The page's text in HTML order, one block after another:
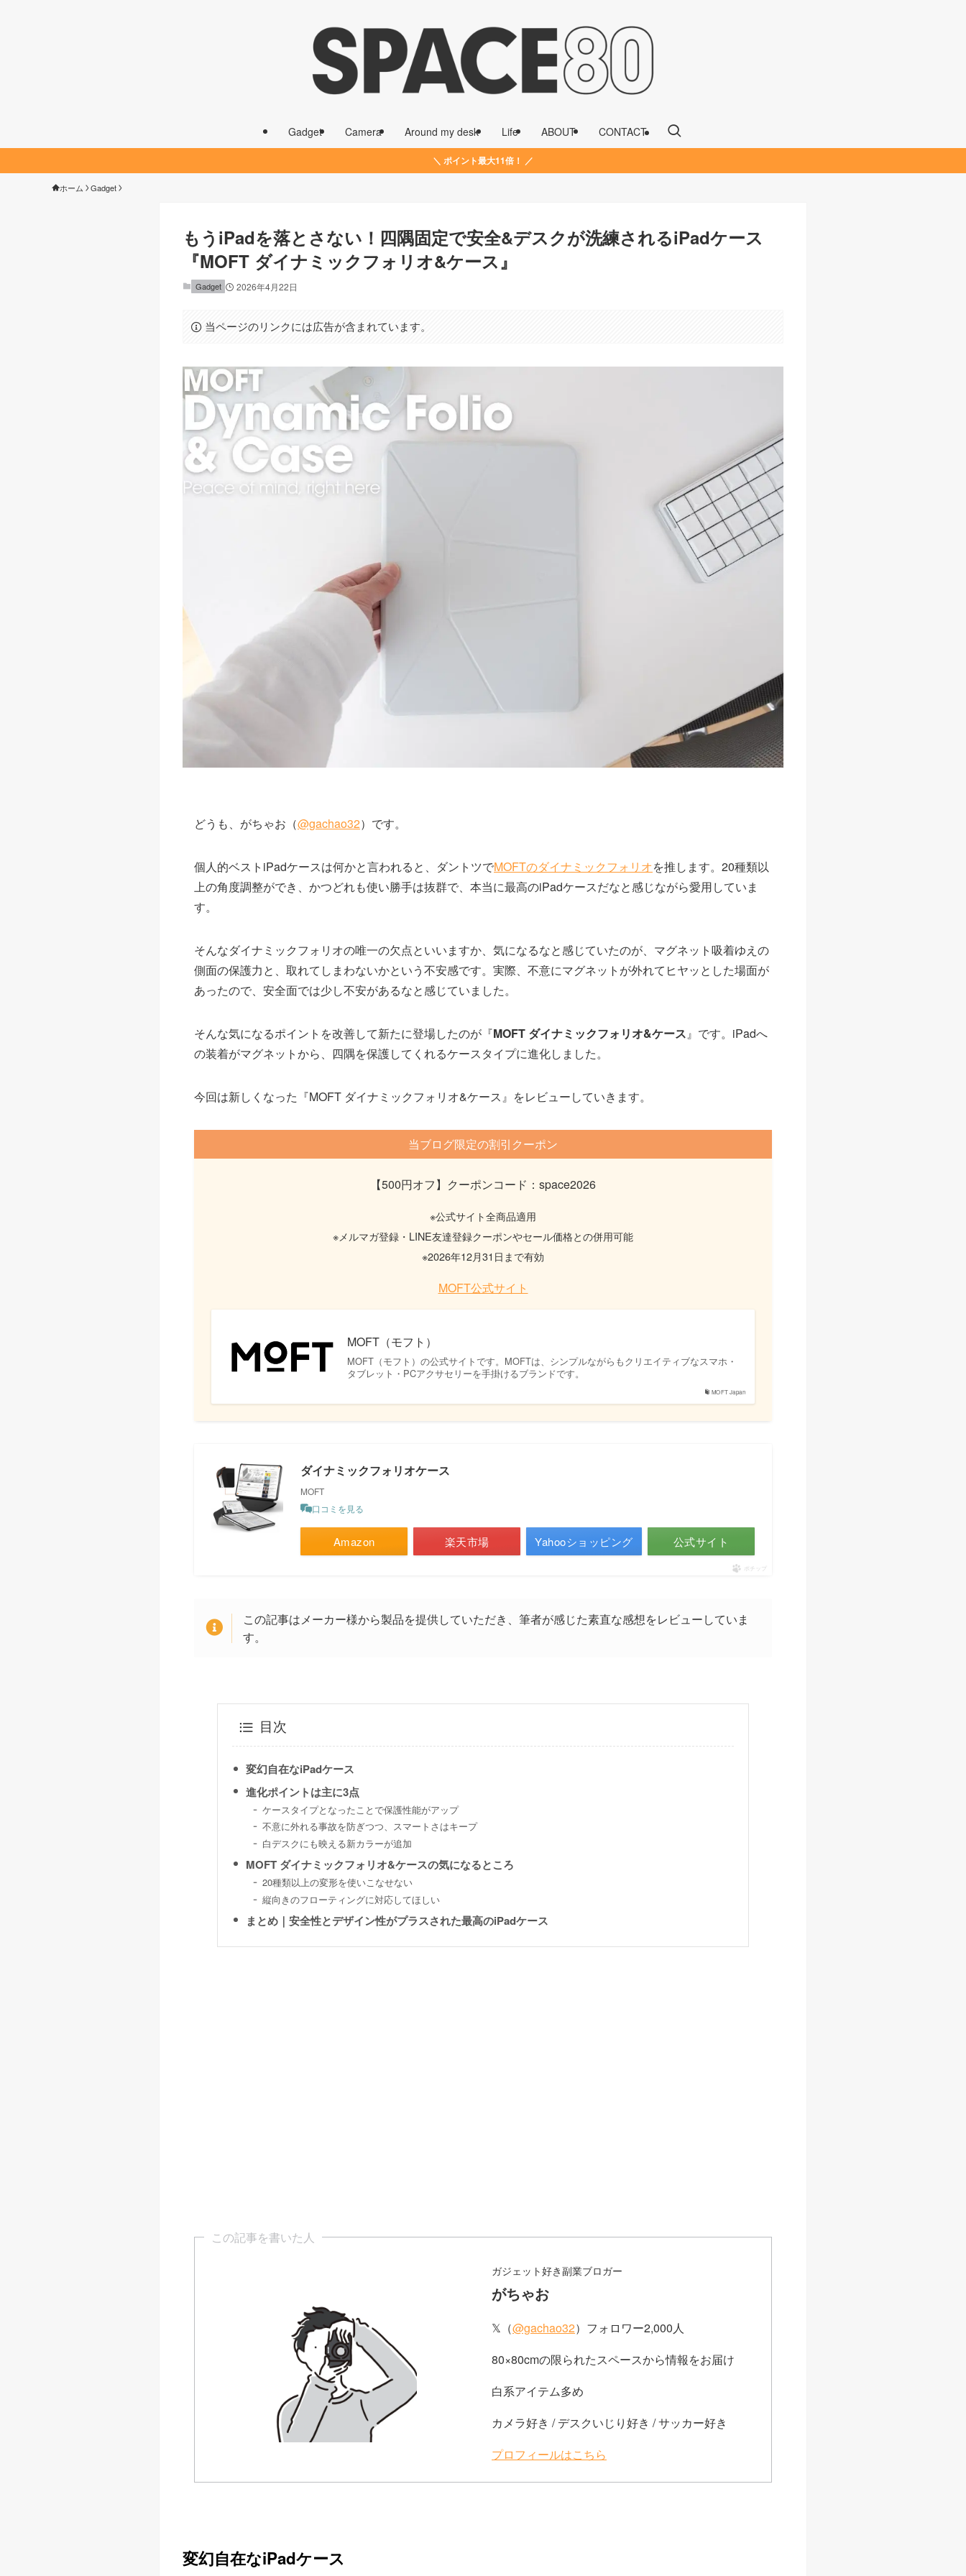
Gadget Camera Around my desk Life ABOUT CONTACT
＼ ポイント最大11倍！ ／
ホーム Gadget
もうiPadを落とさない！四隅固定で安全&デスクが洗練されるiPadケース
『MOFT ダイナミックフォリオ&ケース』
Gadget 2026年4月22日
当ページのリンクには広告が含まれています。
どうも、がちゃお（@gachao32）です。
個人的ベストiPadケースは何かと言われると、ダントツでMOFTのダイナミックフォリオを推します。20種類以
上の角度調整ができ、かつどれも使い勝手は抜群で、本当に最高のiPadケースだなと感じながら愛用していま
す。
そんなダイナミックフォリオの唯一の欠点といいますか、気になるなと感じていたのが、マグネット吸着ゆえの
側面の保護力と、取れてしまわないかという不安感です。実際、不意にマグネットが外れてヒヤッとした場面が
あったので、安全面では少し不安があるなと感じていました。
そんな気になるポイントを改善して新たに登場したのが『MOFT ダイナミックフォリオ&ケース』です。iPadへ
の装着がマグネットから、四隅を保護してくれるケースタイプに進化しました。
今回は新しくなった『MOFT ダイナミックフォリオ&ケース』をレビューしていきます。
当ブログ限定の割引クーポン
【500円オフ】クーポンコード：space2026
※公式サイト全商品適用
※メルマガ登録・LINE友達登録クーポンやセール価格との併用可能
※2026年12月31日まで有効
MOFT公式サイト
MOFT Japan
MOFT（モフト）
MOFT（モフト）の公式サイトです。MOFTは、シンプルながらもクリエイティブなスマホ・
タブレット・PCアクサセリーを手掛けるブランドです。
ダイナミックフォリオケース
MOFT
口コミを見る
Amazon 楽天市場 Yahooショッピング 公式サイト
ポチップ
この記事はメーカー様から製品を提供していただき、筆者が感じた素直な感想をレビューしていま
す。
目次
変幻自在なiPadケース
進化ポイントは主に3点
ケースタイプとなったことで保護性能がアップ
不意に外れる事故を防ぎつつ、スマートさはキープ
白デスクにも映える新カラーが追加
MOFT ダイナミックフォリオ&ケースの気になるところ
20種類以上の変形を使いこなせない
縦向きのフローティングに対応してほしい
まとめ｜安全性とデザイン性がプラスされた最高のiPadケース
この記事を書いた人
ガジェット好き副業ブロガー
がちゃお
𝕏（@gachao32）フォロワー2,000人
80×80cmの限られたスペースから情報をお届け
白系アイテム多め
カメラ好き / デスクいじり好き / サッカー好き
プロフィールはこちら
変幻自在なiPadケース